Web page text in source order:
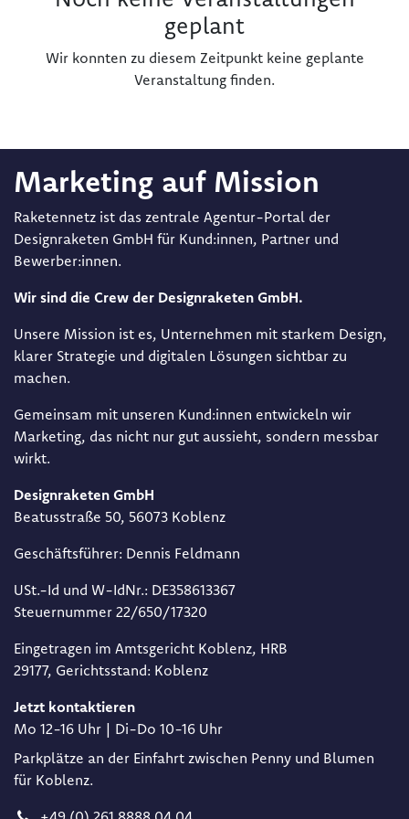
geplant
Wir konnten zu diesem Zeitpunkt keine geplante
Veranstaltung finden.
Marketing auf Mission
Raketennetz ist das zentrale Agentur-Portal der
Designraketen GmbH für Kund:innen, Partner und
Bewerber:innen.
Wir sind die Crew der Designraketen GmbH.
Unsere Mission ist es, Unternehmen mit starkem Design,
klarer Strategie und digitalen Lösungen sichtbar zu
machen.
Gemeinsam mit unseren Kund:innen entwickeln wir
Marketing, das nicht nur gut aussieht, sondern messbar
wirkt.
Designraketen GmbH
Beat​usstraße 50, 56073 Koblenz
Geschäftsführer: Dennis Feldmann​
USt.-Id und W-IdNr.: DE358613367​
Steuernummer 22/650/17320​
Eingetragen im Amtsgericht Koblenz, HRB
29177, Gerichtsstand: Koblenz
Jetzt kontaktieren
Mo 12-16 Uhr | Di-Do 10-16 Uhr
Parkplätze an der Einfahrt zwischen Penny und Blumen
für Koblenz.